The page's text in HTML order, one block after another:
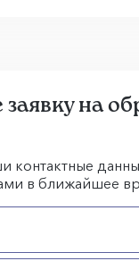
заявку на
контактные
в ближайшее